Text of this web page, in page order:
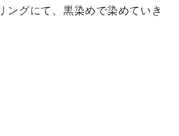
ングにて、黒染めで染めていき